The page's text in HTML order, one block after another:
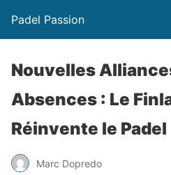
Padel Passion
Nouvelles
Absences : Le
Réinvente le Padel
Marc Dopredo